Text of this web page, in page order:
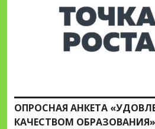
ОПРОСНАЯ АНКЕТА
КАЧЕСТВОМ ОБРАЗОВАНИЯ»